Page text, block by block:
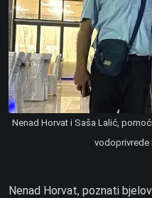
Nenad Horvat i Saša Lalić,
vodoprivrede
Nenad Horvat, poznati